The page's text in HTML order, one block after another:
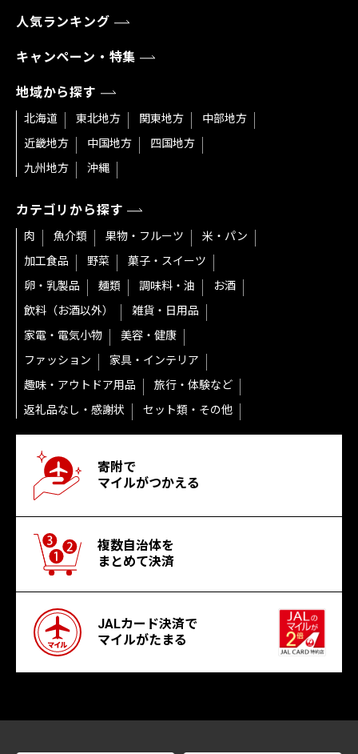
人気ランキング
キャンペーン・特集
地域から探す
北海道 東北地方 関東地方
中部地方
近畿地方
中国地方
四国地方
九州地方
沖縄
カテゴリから探す
肉 魚介類 果物・フルーツ
米・パン
加工食品
野菜
菓子・スイーツ
卵・乳製品
麺類 調味料・油
お酒
飲料（お酒以外）
雑貨・日用品
家電・電気小物
美容・健康
ファッション
家具・インテリア
趣味・アウトドア用品
旅行・体験など
返礼品なし・感謝状
セット類・その他
寄附で
マイルがつかえる
複数自治体を
まとめて決済
JALカード決済で
マイルがたまる